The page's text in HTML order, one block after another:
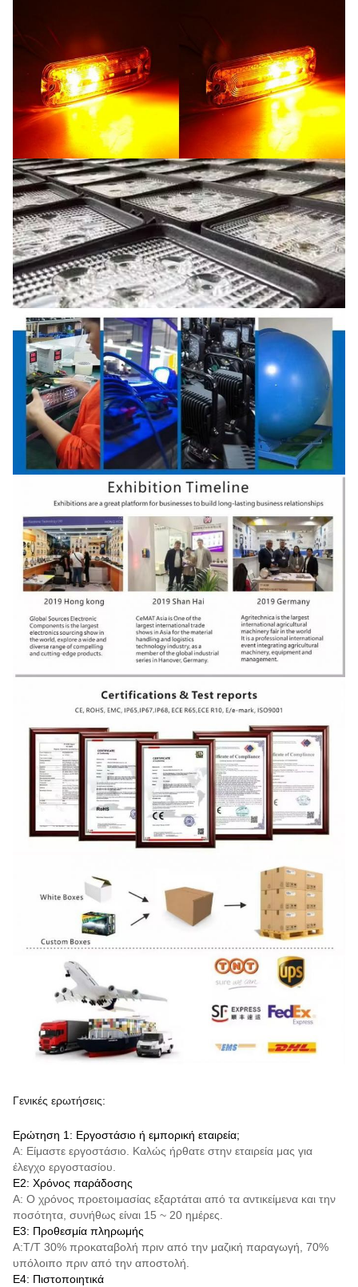
Γενικές ερωτήσεις:
Ερώτηση 1: Εργοστάσιο ή εμπορική εταιρεία;
Α: Είμαστε εργοστάσιο. Καλώς ήρθατε στην εταιρεία μας για
έλεγχο εργοστασίου.
Ε2: Χρόνος παράδοσης
Α: Ο χρόνος προετοιμασίας εξαρτάται από τα αντικείμενα και την
ποσότητα, συνήθως είναι 15 ~ 20 ημέρες.
Ε3: Προθεσμία πληρωμής
Α:Τ/Τ 30% προκαταβολή πριν από την μαζική παραγωγή, 70%
υπόλοιπο πριν από την αποστολή.
Ε4: Πιστοποιητικά